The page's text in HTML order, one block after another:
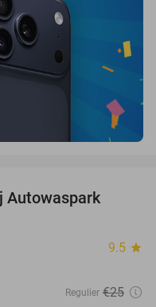
Autowaspark
9.5 star
Regulier €25